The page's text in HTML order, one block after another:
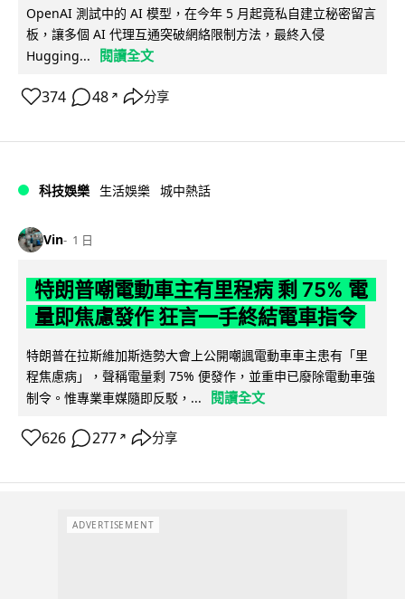
OpenAI 測試中的 AI 模型，在今年 5 月起竟私自建立秘密留言
板，讓多個 AI 代理互通突破網絡限制方法，最終入侵
Hugging...
閱讀全文
374 48 ↗ 分享
科技娛樂 生活娛樂 城中熱話
Vin 1 日
特朗普嘲電動車主有里程病 剩 75% 電
量即焦慮發作 狂言一手終結電車指令
特朗普在拉斯維加斯造勢大會上公開嘲諷電動車車主患有「里
程焦慮病」，聲稱電量剩 75% 便發作，並重申已廢除電動車強
制令。惟專業車媒隨即反駁，...
閱讀全文
626 277 ↗ 分享
ADVERTISEMENT